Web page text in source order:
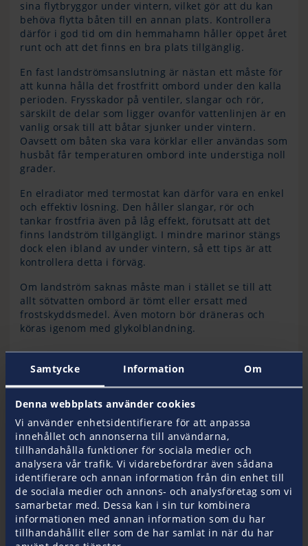
Samtycke Information Om
Denna webbplats använder cookies
Vi använder enhetsidentifierare för att anpassa
innehållet och annonserna till användarna,
tillhandahålla funktioner för sociala medier och
analysera vår trafik. Vi vidarebefordrar även sådana
identifierare och annan information från din enhet till
de sociala medier och annons- och analysföretag som vi
samarbetar med. Dessa kan i sin tur kombinera
informationen med annan information som du har
tillhandahållit eller som de har samlat in när du har
sina flytbryggor under vintern, vilket gör att du kan
behöva flytta båten till en annan plats. Kontrollera
därför i god tid om din hemmahamn håller öppet året
runt och att det finns en bra plats tillgänglig.
En fast landströmsanslutning är nästan ett måste för
att kunna hålla det frostfritt ombord under den kalla
perioden. Frysskador på ventiler, slangar och rör,
särskilt de delar som ligger ovanför vattenlinjen är en
vanlig orsak till att båtar sjunker under vintern.
Oavsett om båten ska vara körklar eller användas som
husbåt får temperaturen ombord inte understiga noll
grader.
En elradiator med termostat kan därför vara en enkel
och effektiv lösning. Den håller slangar, rör och
tankar frostfria även på låg effekt, förutsatt att det
finns landström tillgängligt. I mindre marinor stängs
dock elen ibland av under vintern, så ett tips är att
kontrollera detta i förväg.
Om landström saknas måste man i stället se till att
allt sötvatten ombord är tömt eller ersatt med
frostskyddsmedel. Även motorn bör dräneras och
köras igenom med glykolblandning.
Rätt förberedelser
Den som använder båten då och då under vintern,
och tittar till den regelbundet behöver egentligen
bara se till att den ligger tryggt förtöjd med
tillräckligt antal fendrar, tampar och gärna en
presenning som skydd. Håll också koll på
väderprognoserna, kraftig vind, is eller snöfall kan
snabbt påverka både förtöjning och tillgång till båten,
säger Jim.
Om båten däremot ska ligga still hela vintern och inte